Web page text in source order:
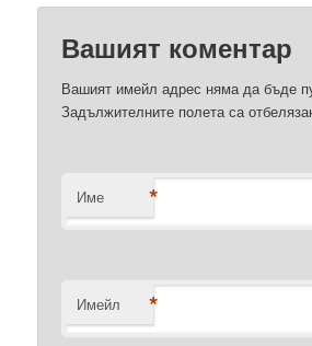
Вашият коментар
Вашият имейл адрес няма да бъде
Задължителните полета са
Име *
Имейл *